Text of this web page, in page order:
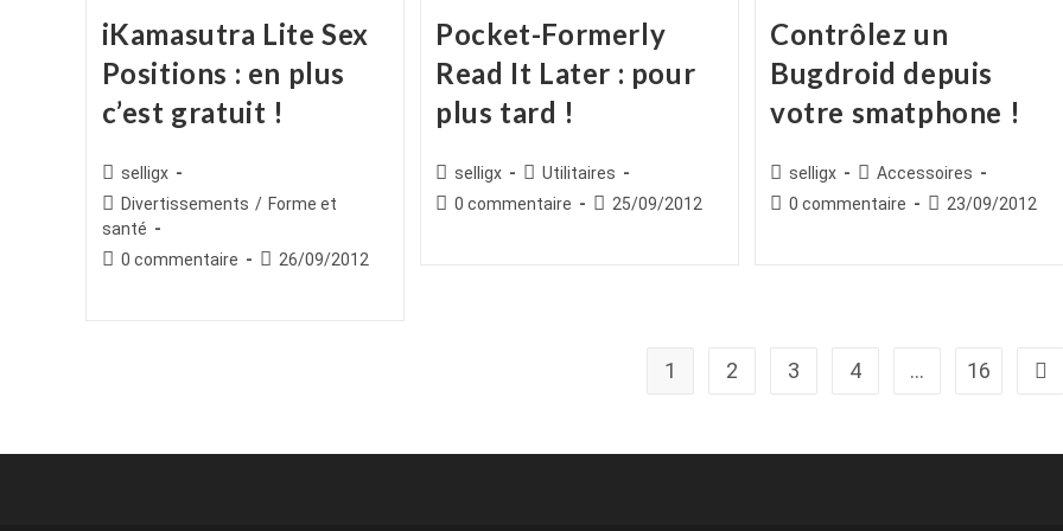
iKamasutra Lite Sex
Positions : en plus
c’est gratuit !
Auteur/autrice
de
la
selligx
Post
category:
Divertissements / Forme et
santé
Commentaires
0 commentaire
Publication
26/09/2012
Pocket-Formerly
Read It Later : pour
plus tard !
Auteur/autrice
de
selligx
Post
category:
Utilitaires
Commentaires
0 commentaire
Publication
25/09/2012
Contrôlez un
Bugdroid depuis
votre smatphone !
Auteur/autrice
de
selligx
Post
category:
Accessoires
Commentaires
0 commentaire
Publication
23/09/2012
1 2 3 4 … 16